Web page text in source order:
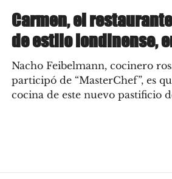
Carmen, el
de estilo londinense,
Nacho Feibelmann, cocinero
participó de “MasterChef”, es
cocina de este nuevo pastificio